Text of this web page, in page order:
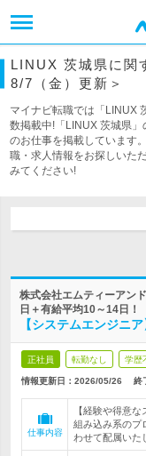
LINUX 茨城県に関
8/7（金）更新＞
マイナビ転職では「LINUX
数掲載中!「LINUX 茨城県
のお仕事を掲載しています
職・求人情報をお探しいた
みてください!
株式会社エムティーアン
日＋有給平均10～14日！
【システムエンジニ
正社員 転勤なし 学歴
情報更新日：2026/05/26 終
仕事内容
【経験や得意
組み込み系のプ
わせて配属いた